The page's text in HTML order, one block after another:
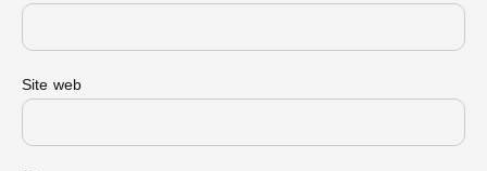
Site web